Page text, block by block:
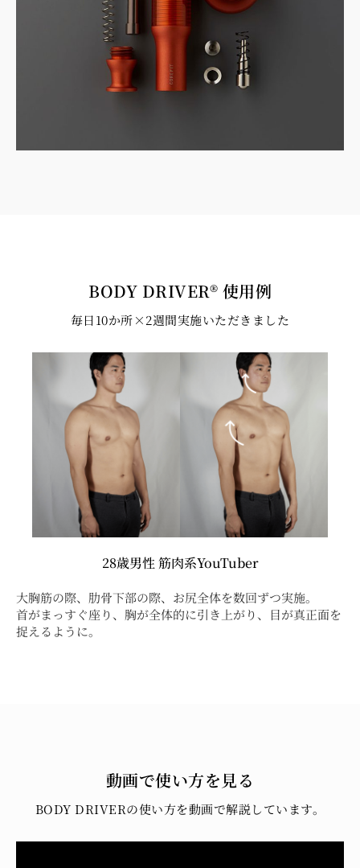
BODY DRIVER® 使用例
毎日10か所×2週間実施いただきました
28歳男性 筋肉系YouTuber
大胸筋の際、肋骨下部の際、お尻全体を数回ずつ実施。
首がまっすぐ座り、胸が全体的に引き上がり、目が真正面を
捉えるように。
動画で使い方を見る
BODY DRIVERの使い方を動画で解説しています。